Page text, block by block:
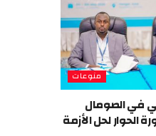
منوعات
في الصومال
لحل الأزمة